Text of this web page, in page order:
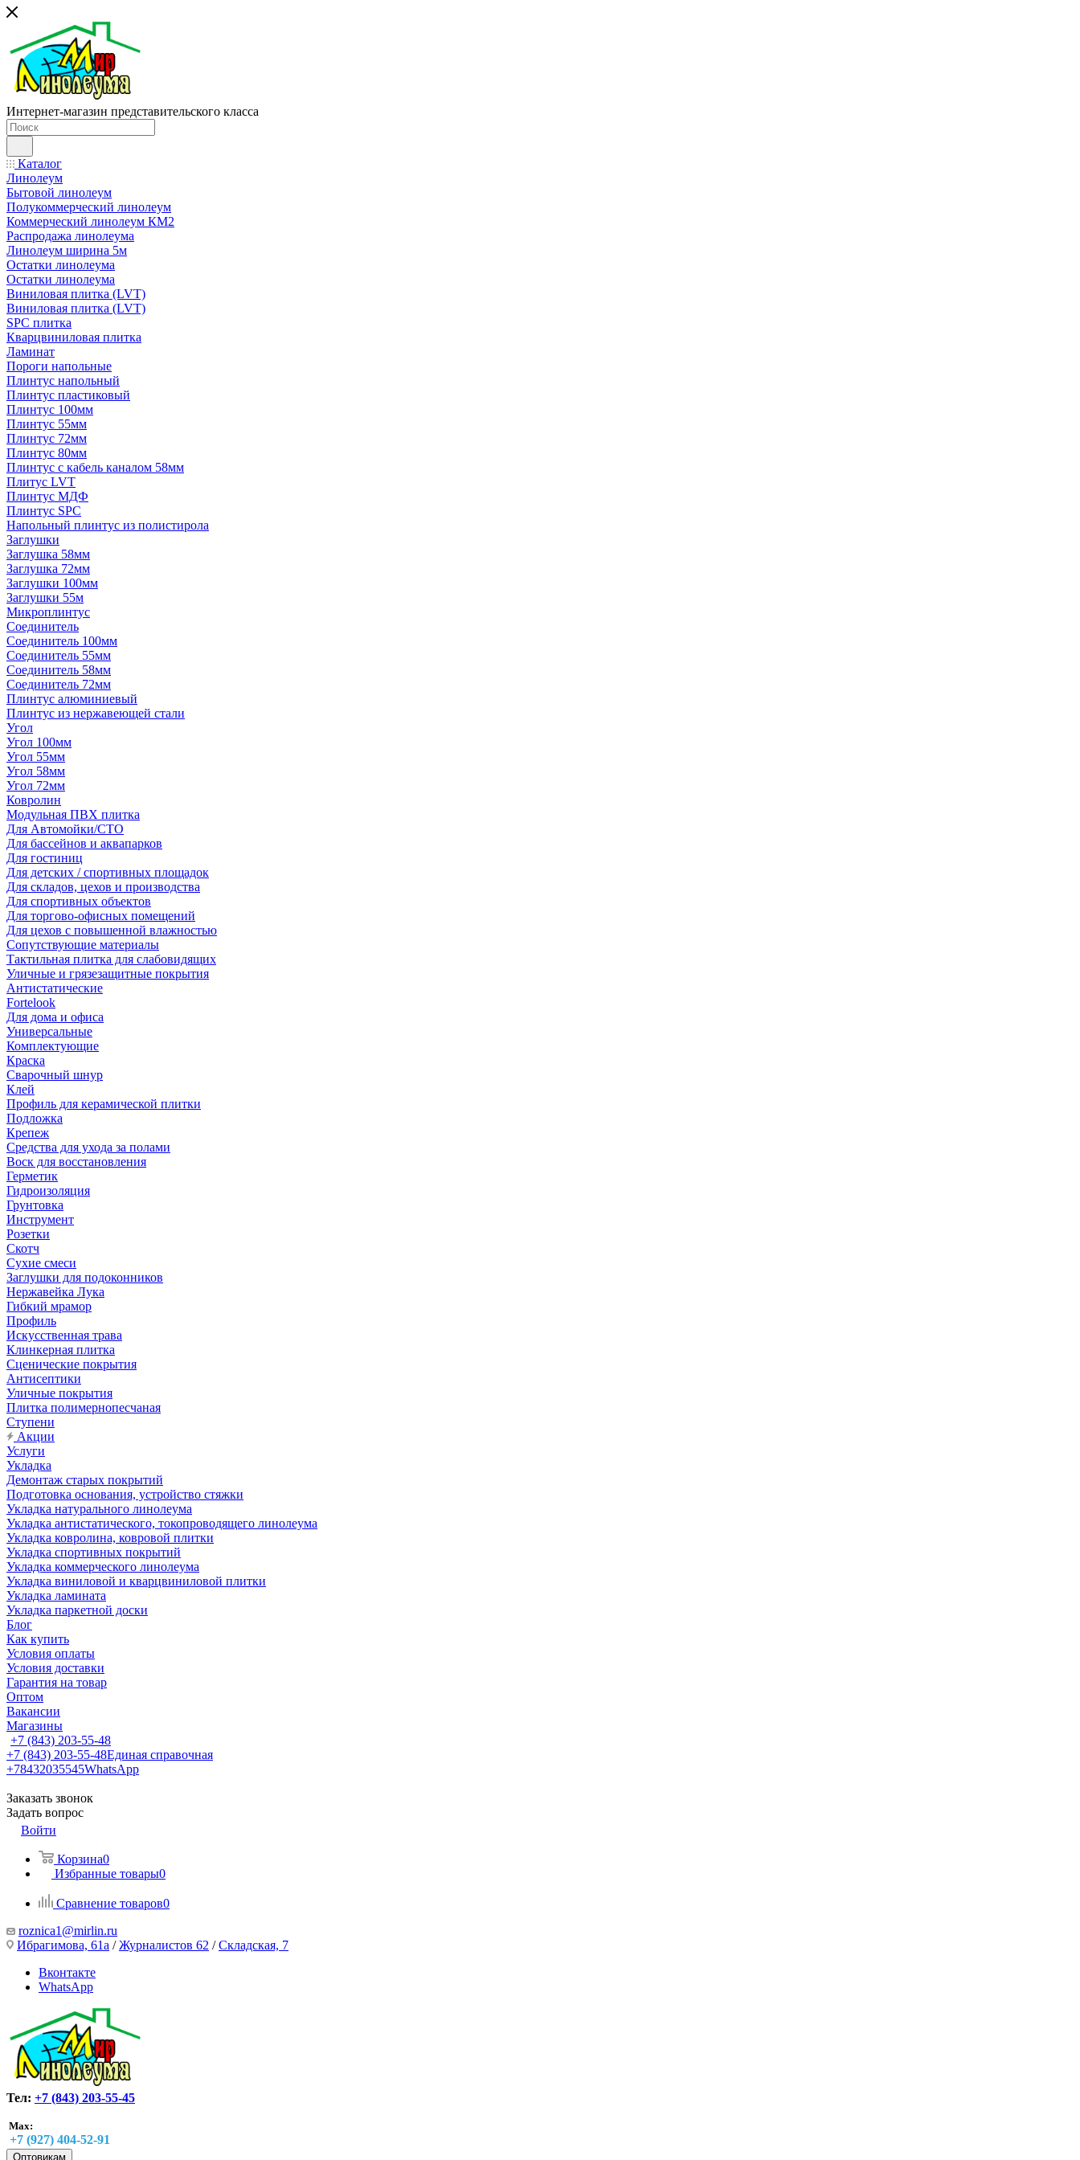
Интернет-магазин представительского класса
Каталог
Линолеум
Бытовой линолеум
Полукоммерческий линолеум
Коммерческий линолеум КМ2
Распродажа линолеума
Линолеум ширина 5м
Остатки линолеума
Остатки линолеума
Виниловая плитка (LVT)
Виниловая плитка (LVT)
SPC плитка
Кварцвиниловая плитка
Ламинат
Пороги напольные
Плинтус напольный
Плинтус пластиковый
Плинтус 100мм
Плинтус 55мм
Плинтус 72мм
Плинтус 80мм
Плинтус с кабель каналом 58мм
Плитус LVT
Плинтус МДФ
Плинтус SPC
Напольный плинтус из полистирола
Заглушки
Заглушка 58мм
Заглушка 72мм
Заглушки 100мм
Заглушки 55м
Микроплинтус
Соединитель
Соединитель 100мм
Соединитель 55мм
Соединитель 58мм
Соединитель 72мм
Плинтус алюминиевый
Плинтус из нержавеющей стали
Угол
Угол 100мм
Угол 55мм
Угол 58мм
Угол 72мм
Ковролин
Модульная ПВХ плитка
Для Автомойки/СТО
Для бассейнов и аквапарков
Для гостиниц
Для детских / спортивных площадок
Для складов, цехов и производства
Для спортивных объектов
Для торгово-офисных помещений
Для цехов с повышенной влажностью
Сопутствующие материалы
Тактильная плитка для слабовидящих
Уличные и грязезащитные покрытия
Антистатические
Fortelook
Для дома и офиса
Универсальные
Комплектующие
Краска
Сварочный шнур
Клей
Профиль для керамической плитки
Подложка
Крепеж
Средства для ухода за полами
Воск для восстановления
Герметик
Гидроизоляция
Грунтовка
Инструмент
Розетки
Скотч
Сухие смеси
Заглушки для подоконников
Нержавейка Лука
Гибкий мрамор
Профиль
Искусственная трава
Клинкерная плитка
Сценические покрытия
Антисептики
Уличные покрытия
Плитка полимернопесчаная
Ступени
Акции
Услуги
Укладка
Демонтаж старых покрытий
Подготовка основания, устройство стяжки
Укладка натурального линолеума
Укладка антистатического, токопроводящего линолеума
Укладка ковролина, ковровой плитки
Укладка спортивных покрытий
Укладка коммерческого линолеума
Укладка виниловой и кварцвиниловой плитки
Укладка ламината
Укладка паркетной доски
Блог
Как купить
Условия оплаты
Условия доставки
Гарантия на товар
Оптом
Вакансии
Магазины
+7 (843) 203-55-48
+7 (843) 203-55-48Единая справочная
+78432035545WhatsApp
Заказать звонок
Задать вопрос
Войти
Корзина0
Избранные товары0
Сравнение товаров0
roznica1@mirlin.ru
Ибрагимова, 61а /Журналистов 62 /Складская, 7
Вконтакте
WhatsApp
Тел: +7 (843) 203-55-45
Max:
+7 (927) 404-52-91
Оптовикам